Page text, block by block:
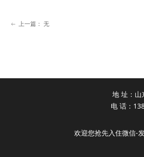
ꂃ 上一篇： 无
地 址：
电 话：
欢迎您抢先入住微信-